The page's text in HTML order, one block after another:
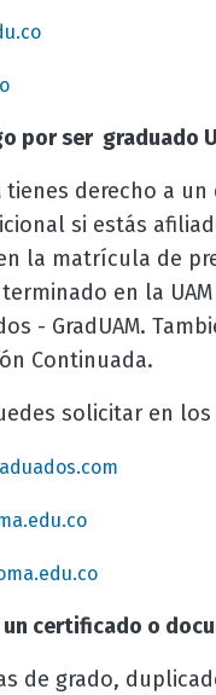
por ser graduado
tienes derecho a
si estás
la matrícula de
en la
- GradUAM.
Continuada.
solicitar en
certificado o
de grado,